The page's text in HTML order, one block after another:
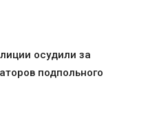
осудили за
подпольного